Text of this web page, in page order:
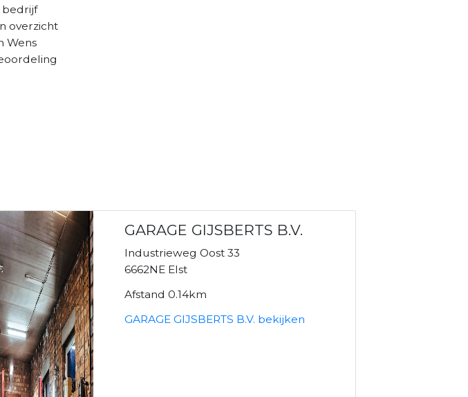
bedrijf
overzicht
Wens
GARAGE GIJSBERTS B.V.
Industrieweg Oost 33
6662NE Elst
Afstand 0.14km
GARAGE GIJSBERTS B.V. bekijken